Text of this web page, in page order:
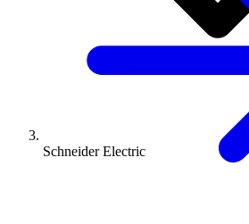
Schneider Electric